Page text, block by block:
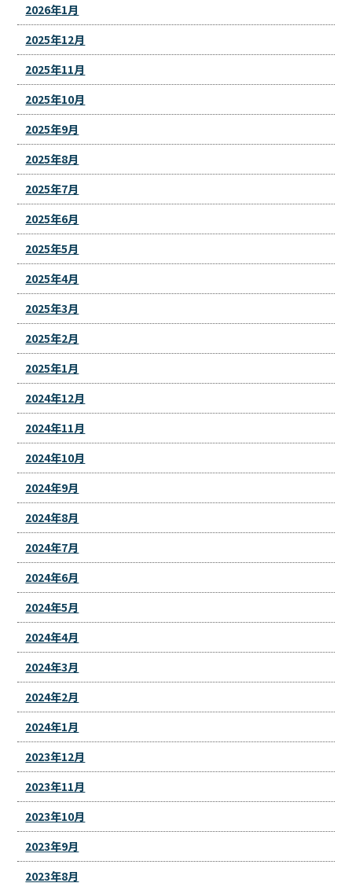
2026年1月
2025年12月
2025年11月
2025年10月
2025年9月
2025年8月
2025年7月
2025年6月
2025年5月
2025年4月
2025年3月
2025年2月
2025年1月
2024年12月
2024年11月
2024年10月
2024年9月
2024年8月
2024年7月
2024年6月
2024年5月
2024年4月
2024年3月
2024年2月
2024年1月
2023年12月
2023年11月
2023年10月
2023年9月
2023年8月